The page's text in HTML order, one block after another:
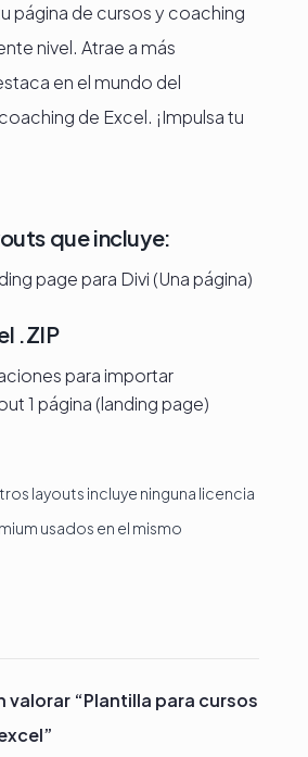
página de cursos y coaching
nivel. Atrae a más
en el mundo del
de Excel. ¡Impulsa tu
que incluye:
page para Divi (Una página)
.ZIP
para importar
1 página (landing page)
layouts incluye ninguna licencia
usados en el mismo
valorar “Plantilla para cursos